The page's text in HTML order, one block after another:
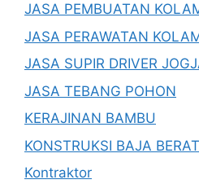
JASA PEMBUATAN
JASA PERAWATAN
JASA SUPIR DRIVER
JASA TEBANG POHON
KERAJINAN BAMBU
KONSTRUKSI BAJA BERAT
Kontraktor